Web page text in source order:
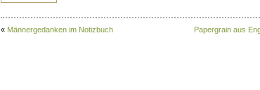
« Männergedanken im Notizbuch Papergrain aus